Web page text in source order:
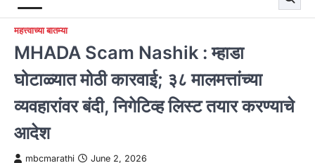
महत्त्वाच्या बातम्या
MHADA Scam Nashik : म्हाडा
घोटाळ्यात मोठी कारवाई; ३८ मालमत्तांच्या
व्यवहारांवर बंदी, निगेटिव्ह लिस्ट तयार करण्याचे
आदेश
mbcmarathi June 2, 2026